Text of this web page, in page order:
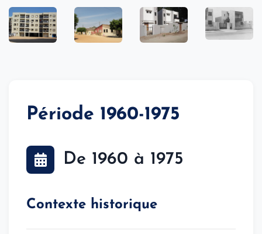
Période 1960-1975
De 1960 à 1975
Contexte historique